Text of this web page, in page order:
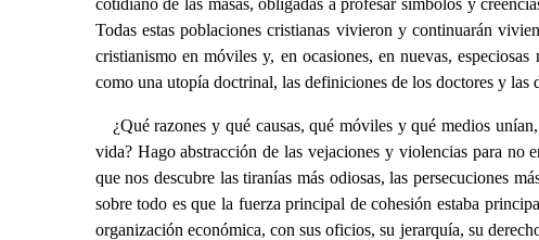
cotidiano de las masas, obligadas a profesar símbolos y
Todas estas poblaciones cristianas vivieron y continuarán
cristianismo en móviles y, en ocasiones, en nuevas,
como una utopía doctrinal, las definiciones de los doctores y las
¿Qué razones y qué causas, qué móviles y qué medios
vida? Hago abstracción de las vejaciones y violencias para no
que nos descubre las tiranías más odiosas, las persecuciones
sobre todo es que la fuerza principal de cohesión estaba
organización económica, con sus oficios, su jerarquía, su